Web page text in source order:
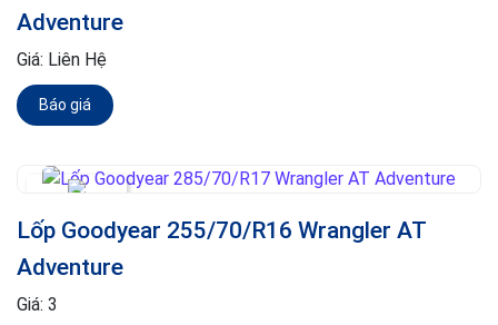
Adventure
Giá: Liên Hệ
Báo giá
Lốp Goodyear 255/70/R16 Wrangler AT
Adventure
Giá: 3